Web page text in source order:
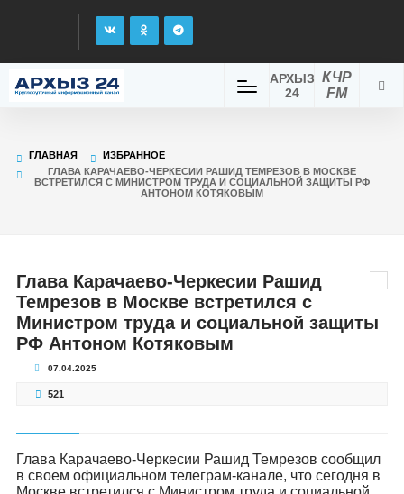
КЧР
FM
АРХЫЗ
24
ГЛАВНАЯ
ИЗБРАННОЕ
ГЛАВА КАРАЧАЕВО-ЧЕРКЕСИИ РАШИД ТЕМРЕЗОВ В МОСКВЕ
ВСТРЕТИЛСЯ С МИНИСТРОМ ТРУДА И СОЦИАЛЬНОЙ ЗАЩИТЫ РФ
АНТОНОМ КОТЯКОВЫМ
Глава Карачаево-Черкесии Рашид
Темрезов в Москве встретился с
Министром труда и социальной защиты
РФ Антоном Котяковым
07.04.2025
521
Глава Карачаево-Черкесии Рашид Темрезов сообщил
в своем официальном телеграм-канале, что сегодня в